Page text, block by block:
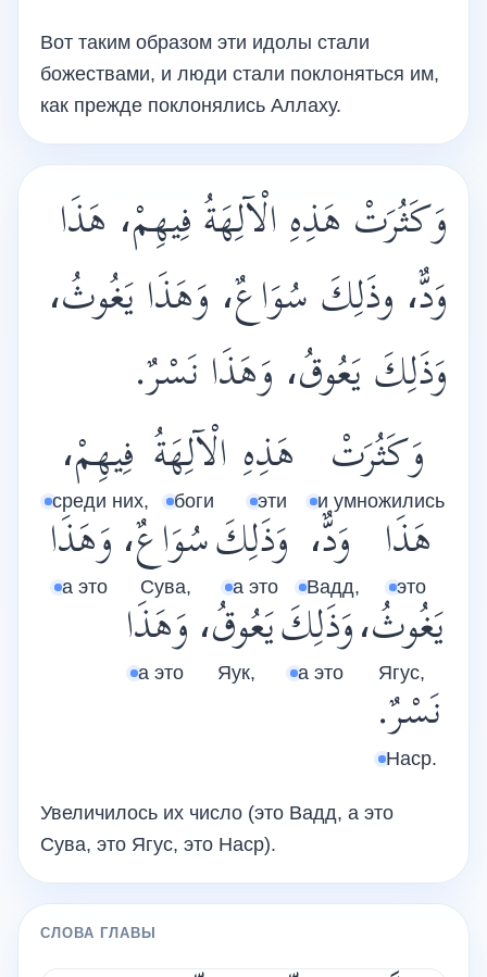
Вот таким образом эти идолы стали
божествами, и люди стали поклоняться им,
как прежде поклонялись Аллаху.
وَكَثُرَتْ هَذِهِ الْآلِهَةُ فِيهِمْ، هَذَا
وَدٌّ، وذَلِكَ سُوَاعٌ، وَهَذَا يَغُوثُ،
وَذَلِكَ يَعُوقُ، وَهَذَا نَسْرٌ.
وَكَثُرَتْ
и умножились
هَذِهِ
эти
الْآلِهَةُ
боги
فِيهِمْ،
среди них,
هَذَا
это
وَدٌّ،
Вадд,
وَذَلِكَ
а это
سُوَاعٌ،
Сува,
وَهَذَا
а это
يَغُوثُ،
Ягус,
وَذَلِكَ
а это
يَعُوقُ،
Яук,
وَهَذَا
а это
نَسْرٌ.
Наср.
Увеличилось их число (это Вадд, а это
Сува, это Ягус, это Наср).
СЛОВА ГЛАВЫ